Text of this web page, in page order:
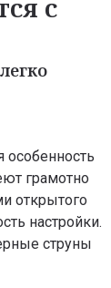
особенность
грамотно
открытого
настройки.
струны